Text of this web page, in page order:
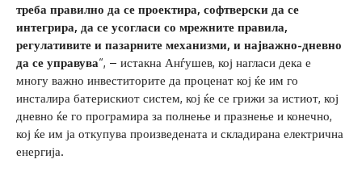
треба правилно да се проектира, софтверски да се
интегрира, да се усогласи со мрежните правила,
регулативите и пазарните механизми, и најважно-дневно
да се управува“, – истакна Анѓушев, кој нагласи дека е
многу важно инвеститорите да проценат кој ќе им го
инсталира батерискиот систем, кој ќе се грижи за истиот, кој
дневно ќе го програмира за полнење и празнење и конечно,
кој ќе им ја откупува произведената и складирана електрична
енергија.